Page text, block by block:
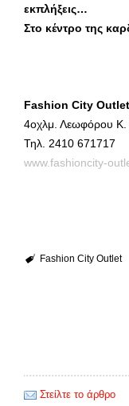
εκπλήξεις…
Στο κέντρο της
Fashion City Outlet
4οχλμ. Λεωφόρου Κ.
Τηλ. 2410 671717
www.fashioncity-
Fashion City Outlet
Στείλτε το άρθρο